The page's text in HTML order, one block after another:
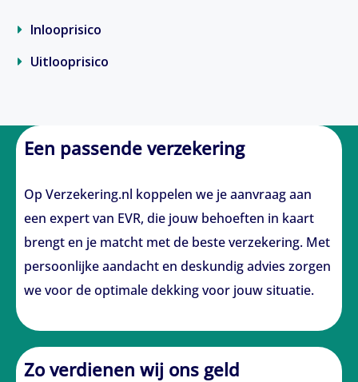
Inlooprisico
Uitlooprisico
Een passende verzekering
Op Verzekering.nl koppelen we je aanvraag aan
een expert van EVR, die jouw behoeften in kaart
brengt en je matcht met de beste verzekering. Met
persoonlijke aandacht en deskundig advies zorgen
we voor de optimale dekking voor jouw situatie.
Zo verdienen wij ons geld